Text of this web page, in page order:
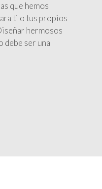
que hemos
ti o tus propios
hermosos
debe ser una